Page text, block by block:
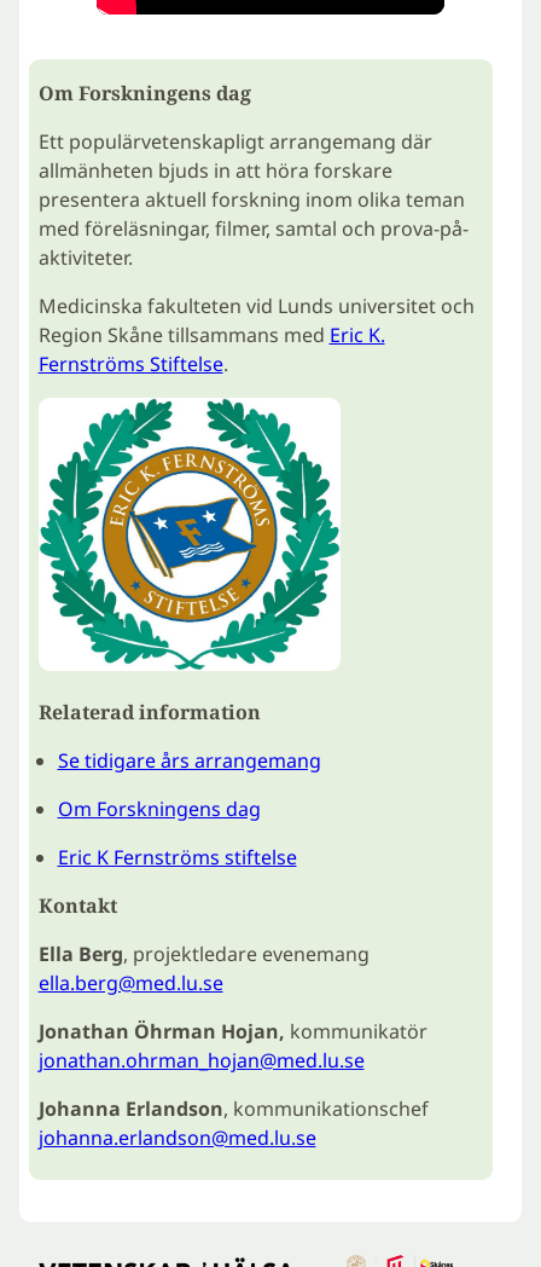
Om Forskningens dag
Ett populärvetenskapligt arrangemang där
allmänheten bjuds in att höra forskare
presentera aktuell forskning inom olika teman
med föreläsningar, filmer, samtal och prova-på-
aktiviteter.
Medicinska fakulteten vid Lunds universitet och
Region Skåne tillsammans med Eric K.
Fernströms Stiftelse.
Relaterad information
Se tidigare års arrangemang
Om Forskningens dag
Eric K Fernströms stiftelse
Kontakt
Ella Berg, projektledare evenemang
ella.berg@med.lu.se
Jonathan Öhrman Hojan, kommunikatör
jonathan.ohrman_hojan@med.lu.se
Johanna Erlandson, kommunikationschef
johanna.erlandson@med.lu.se